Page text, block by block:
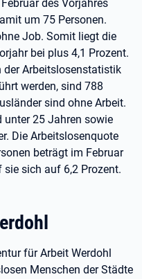
des Vorjahres
um 75 Personen.
Job. Somit liegt die
bei plus 4,1 Prozent.
der Arbeitslosenstatistik
werden, sind 788
sind ohne Arbeit.
unter 25 Jahren sowie
Die Arbeitslosenquote
beträgt im Februar
sie sich auf 6,2 Prozent.
für Arbeit Werdohl
Menschen der Städte